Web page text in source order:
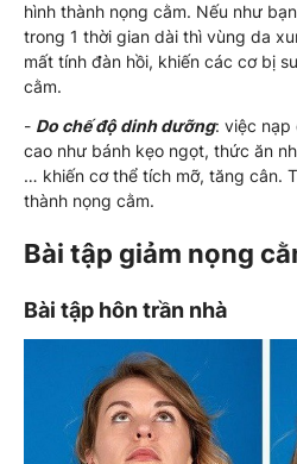
hình thành nọng cằm. Nếu như
trong 1 thời gian dài thì vùng da
mất tính đàn hồi, khiến các cơ bị
cằm.
- Do chế độ dinh dưỡng: việc nạp
cao như bánh kẹo ngọt, thức ăn
… khiến cơ thể tích mỡ, tăng cân.
thành nọng cằm.
Bài tập giảm nọng
Bài tập hôn trần nhà